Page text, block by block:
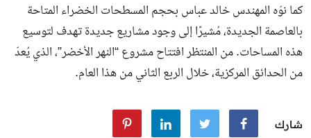
كما نوّه المهندس خالد عباس بحجم المسطحات الخضراء المتاحة
بالعاصمة الجديدة، مُشيرًا إلى وجود مشاريع جديدة تهدف لتوسيع
هذه المساحات. من المنتظر افتتاح مشروع “النهر الأخضر”، الذي يُعدّ
من الحدائق المركزية، خلال الربع الثاني من هذا العام.
شارك